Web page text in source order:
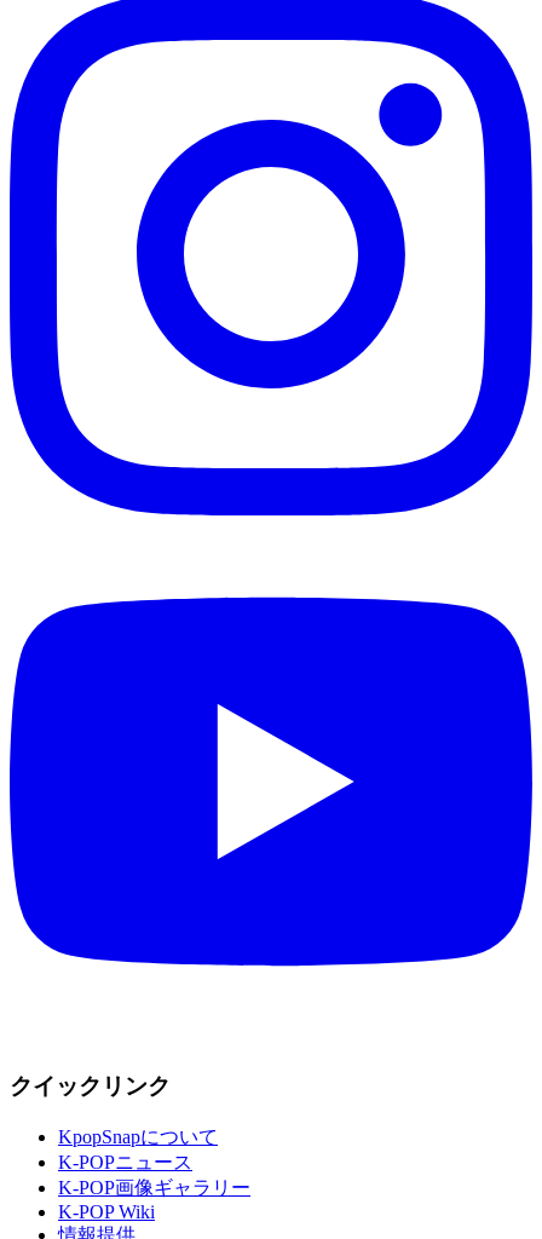
クイックリンク
KpopSnapについて
K-POPニュース
K-POP画像ギャラリー
K-POP Wiki
情報提供